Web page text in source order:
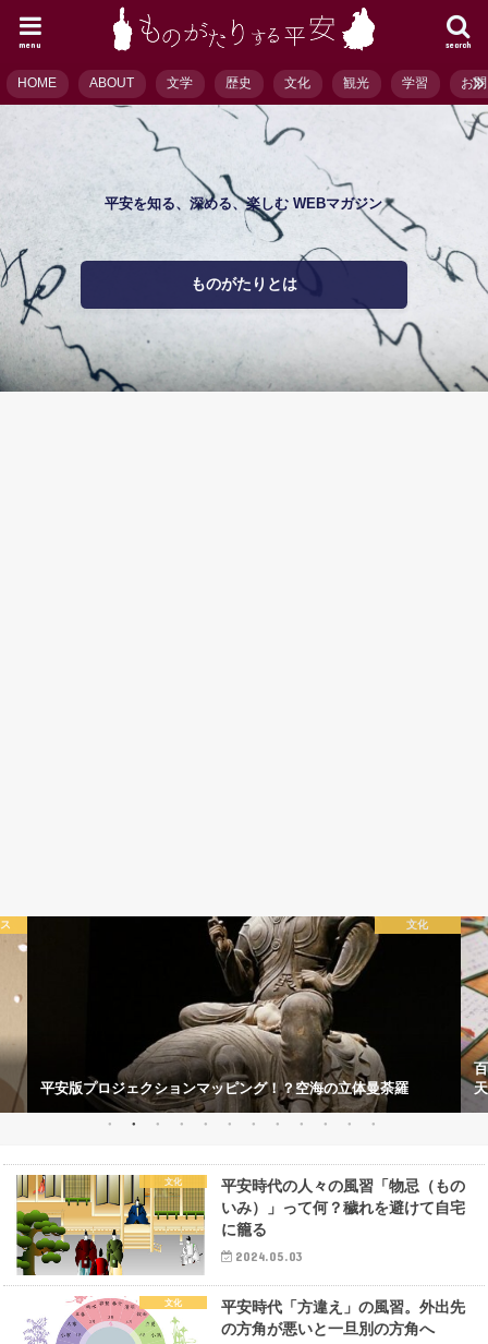
search
menu
HOME ABOUT 文学 歴史 文化 観光 学習 お
平安を知る、深める、楽しむ WEBマガジン
ものがたりとは
文化
平安版プロジェクションマッピング！？空海の立体曼荼羅
文化
平安時代の人々の風習「物忌（もの
いみ）」って何？穢れを避けて自宅
に籠る
2024.05.03
文化
平安時代「方違え」の風習。外出先
の方角が悪いと一旦別の方角へ